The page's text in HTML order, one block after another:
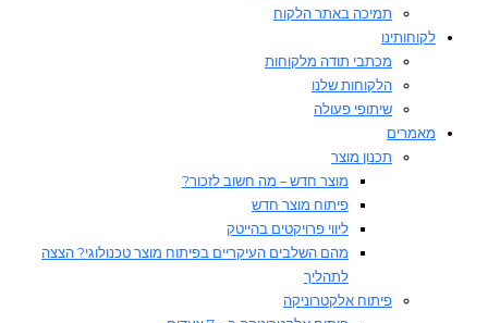
תמיכה באתר הלקוח
לקוחותינו
מכתבי תודה מלקוחות
הלקוחות שלנו
שיתופי פעולה
מאמרים
תכנון מוצר
מוצר חדש – מה חשוב לזכור?
פיתוח מוצר חדש
ליווי פרויקטים בהייטק
מהם השלבים העיקריים בפיתוח מוצר טכנולוגי? הצצה
לתהליך
פיתוח אלקטרוניקה